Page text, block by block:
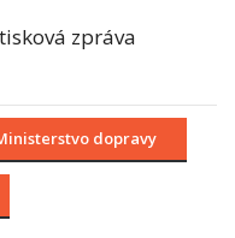
zpráva
dopravy